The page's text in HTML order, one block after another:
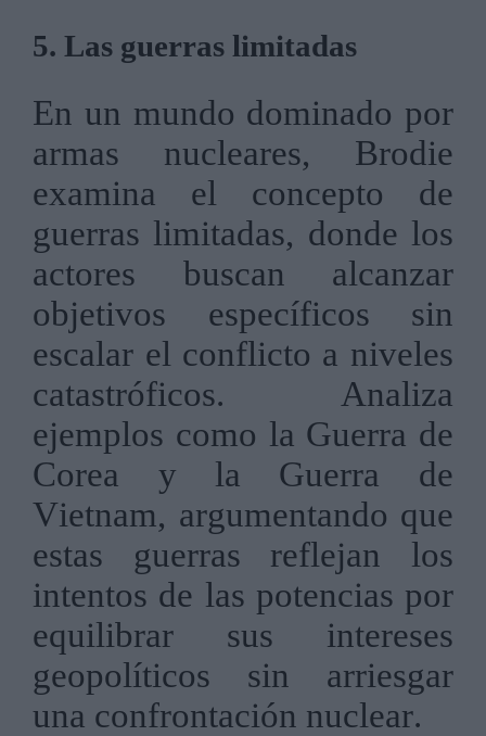
5. Las guerras limitadas
En un mundo dominado por
armas nucleares, Brodie
examina el concepto de
guerras limitadas, donde los
actores buscan alcanzar
objetivos específicos sin
escalar el conflicto a niveles
catastróficos. Analiza
ejemplos como la Guerra de
Corea y la Guerra de
Vietnam, argumentando que
estas guerras reflejan los
intentos de las potencias por
equilibrar sus intereses
geopolíticos sin arriesgar
una confrontación nuclear.